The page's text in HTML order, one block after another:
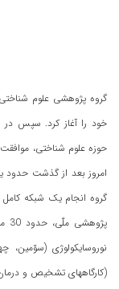
حوزه علوم شناختی،
امروز بعد از گذشت
پژوهشی ملّی، حدود 30 مقالهی علمی- پژوهشی، 2 مقاله
نوروسایکولوژی (سوّمین،
(کارگاههای تشخیص و